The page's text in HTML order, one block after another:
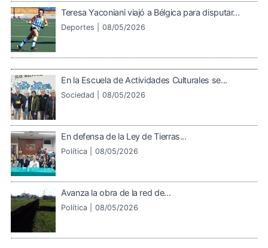
Teresa Yaconiani viajó a Bélgica para disputar...
Deportes | 08/05/2026
En la Escuela de Actividades Culturales se...
Sociedad | 08/05/2026
En defensa de la Ley de Tierras...
Política | 08/05/2026
Avanza la obra de la red de...
Política | 08/05/2026